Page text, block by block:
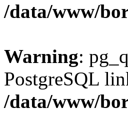
/data/www/
Warning:
PostgreSQL
/data/www/